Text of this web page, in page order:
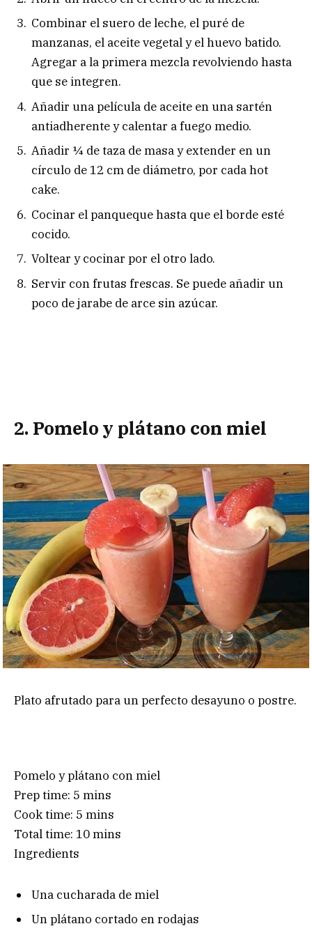
Combinar el suero de leche, el puré de
manzanas, el aceite vegetal y el huevo batido.
Agregar a la primera mezcla revolviendo hasta
que se integren.
Añadir una película de aceite en una sartén
antiadherente y calentar a fuego medio.
Añadir ¼ de taza de masa y extender en un
círculo de 12 cm de diámetro, por cada hot
cake.
Cocinar el panqueque hasta que el borde esté
cocido.
Voltear y cocinar por el otro lado.
Servir con frutas frescas. Se puede añadir un
poco de jarabe de arce sin azúcar.
2. Pomelo y plátano con miel
Plato afrutado para un perfecto desayuno o postre.
Pomelo y plátano con miel
Prep time: 5 mins
Cook time: 5 mins
Total time: 10 mins
Ingredients
Una cucharada de miel
Un plátano cortado en rodajas